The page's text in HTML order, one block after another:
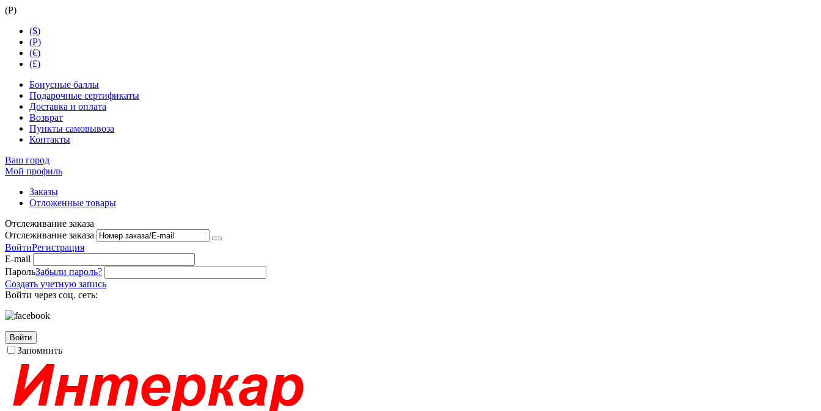
(Р)
($)
(Р)
(€)
(£)
Бонусные баллы
Подарочные сертификаты
Доставка и оплата
Возврат
Пункты самовывоза
Контакты
Ваш город
Мой профиль
Заказы
Отложенные товары
Отслеживание заказа
Отслеживание заказа
ВойтиРегистрация
E-mail
ПарольЗабыли пароль?
Создать учетную запись
Войти через соц. сеть:
Войти
Запомнить